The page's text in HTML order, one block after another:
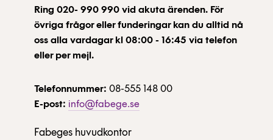
Ring 020- 990 990 vid akuta ärenden. För
övriga frågor eller funderingar kan du alltid nå
oss alla vardagar kl 08:00 - 16:45 via telefon
eller per mejl.
Telefonnummer: 08-555 148 00
E-post: info@fabege.se
Fabeges huvudkontor